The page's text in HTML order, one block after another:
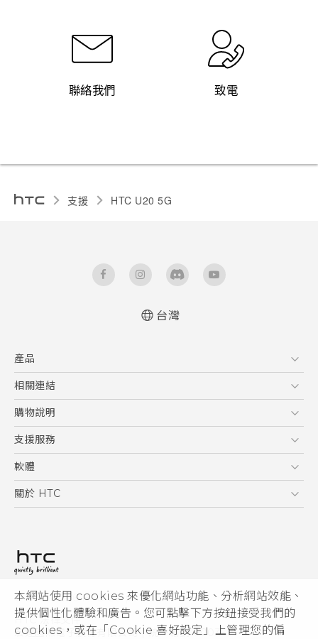
本網站使用 cookies 來優化網站功能、分析網站效能、
提供個性化體驗和廣告。您可點擊下方按鈕接受我們的
cookies，或在「Cookie 喜好設定」上管理您的偏
聯絡我們 致電
支援 ‎HTC U20 5G‎
User manual
台灣
產品
5G
智慧型手機
配件
相關連結
HTC Research
購物說明
購物須知
訂單管理
付款方式
支援服務
到府收送維修服務
服務中心資訊
客戶服務佈告欄
軟體
應用程式
HTC Sync Manager
關於 HTC
投資人
隱私權政策
產品安全性
© 2011-2026 HTC Corporation
HTC 法律文件
宏達國際電子股份有限公司 | 統一編號16003518